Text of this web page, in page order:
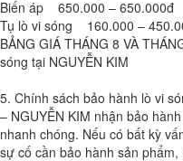
Biến áp 650.000 – 650.000đ
Tụ lò vi sóng 160.000 –
BẢNG GIÁ THÁNG 8 VÀ
sóng tại NGUYỄN KIM
5. Chính sách bảo hành lò vi
– NGUYỄN KIM nhận bảo
nhanh chóng. Nếu có bất kỳ
sự cố cần bảo hành sản